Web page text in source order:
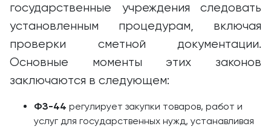
государственные учреждения следовать
установленным процедурам, включая
проверки сметной документации.
Основные моменты этих законов
заключаются в следующем:
ФЗ-44 регулирует закупки товаров, работ и
услуг для государственных нужд, устанавливая